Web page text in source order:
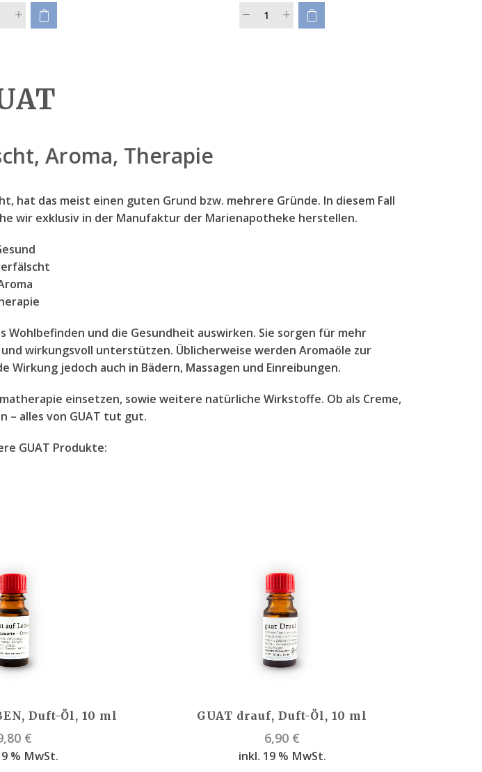
Aroma, Therapie
hat das meist einen guten Grund bzw. mehrere Gründe. In diesem Fall
wir exklusiv in der Manufaktur der Marienapotheke herstellen.
esund
roma
und die Gesundheit auswirken. Sie sorgen für mehr
wirkungsvoll unterstützen. Üblicherweise werden Aromaöle zur
jedoch auch in Bädern, Massagen und Einreibungen.
einsetzen, sowie weitere natürliche Wirkstoffe. Ob als Creme,
– alles von GUAT tut gut.
GUAT Produkte:
Duft-Öl, 10 ml
€
% MwSt.
GUAT drauf, Duft-Öl, 10 ml
6,90 €
inkl. 19 % MwSt.